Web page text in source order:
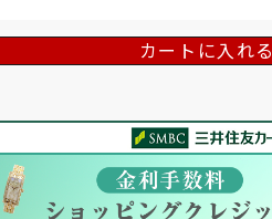
カートに入れる